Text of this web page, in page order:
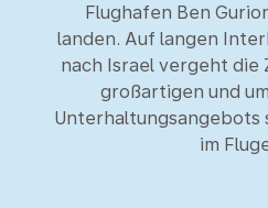
Flughafen Ben
landen. Auf langen
nach Israel vergeht die
großartigen und
im